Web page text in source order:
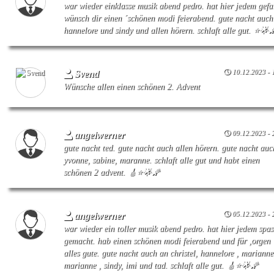
war wieder einklasse musik abend pedro. hat hier jedem
wünsch dir einen ´schönen modi feierabend. gute nacht
hannelore und sindy und allen hörern. schlaft alle gut.
Svend 10.12.2023 -
Wünsche allen einen schönen 2. Advent
angelwerner 09.12.2023 -
gute nacht ted. gute nacht auch allen hörern. gute nacht
yvonne, sabine, maranne. schlaft alle gut und habt einen
schönen 2 advent. 🎸⭐🌟🌠
angelwerner 05.12.2023 -
war wieder ein toller musik abend pedro. hat hier jedem
gemacht. hab einen schönen modi feierabend und für ,orgen
alles gute. gute nacht auch an christel, hannelore ,
marianne , sindy, imi und tad. schlaft alle gut. 🎸⭐🌟🌠